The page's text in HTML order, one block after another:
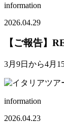
information
2026.04.29
【ご報告】
3月9日から4月
information
2026.04.23